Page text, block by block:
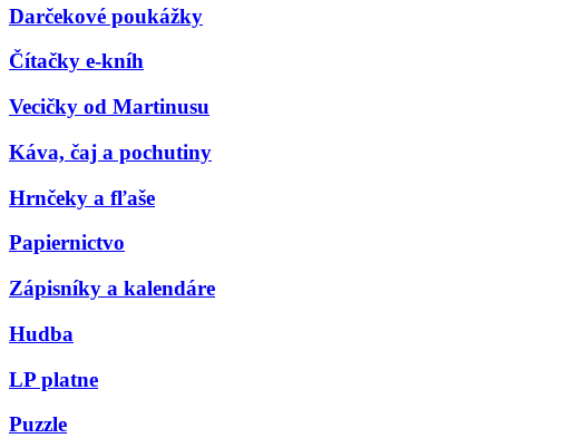
Darčekové poukážky
Čítačky e-kníh
Vecičky od Martinusu
Káva, čaj a pochutiny
Hrnčeky a fľaše
Papiernictvo
Zápisníky a kalendáre
Hudba
LP platne
Puzzle